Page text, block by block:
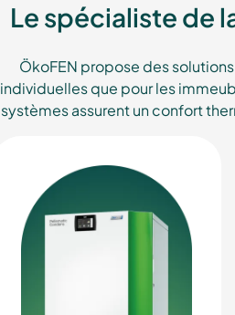
Le spécialiste de
ÖkoFEN propose des
individuelles que pour les
systèmes assurent un confort